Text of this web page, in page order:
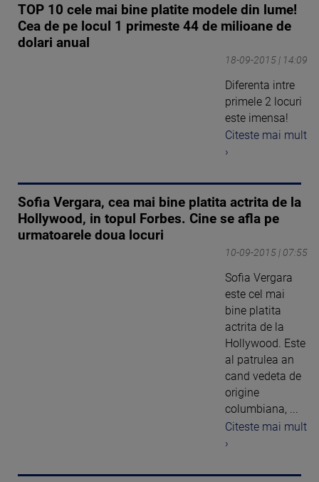
TOP 10 cele mai bine platite modele din lume!
Cea de pe locul 1 primeste 44 de milioane de
dolari anual
18-09-2015 | 14:09
Diferenta intre
primele 2 locuri
este imensa!
Citeste mai mult
›
Sofia Vergara, cea mai bine platita actrita de la
Hollywood, in topul Forbes. Cine se afla pe
urmatoarele doua locuri
10-09-2015 | 07:55
Sofia Vergara
este cel mai
bine platita
actrita de la
Hollywood. Este
al patrulea an
cand vedeta de
origine
columbiana, ...
Citeste mai mult
›